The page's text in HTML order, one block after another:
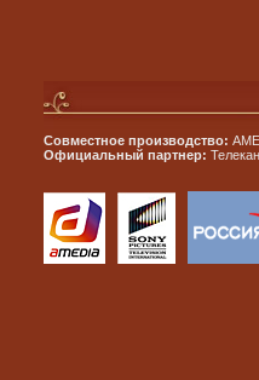
Совместное производство:
Официальный партнер: